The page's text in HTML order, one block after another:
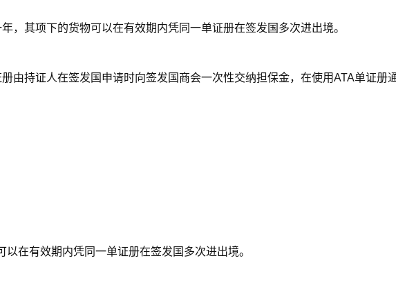
，其项下的货物可以在有效期内凭同一单证册在签发国多次进出境。
由持证人在签发国申请时向签发国商会一次性交纳担保金，在使用ATA单证册
在有效期内凭同一单证册在签发国多次进出境。